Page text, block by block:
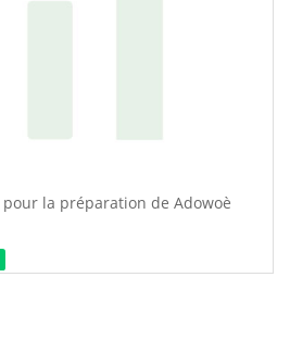
la préparation de Adowoè